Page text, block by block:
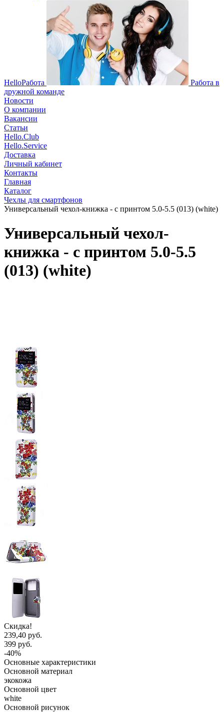
HelloРабота
Работа в
дружной команде
Новости
О компании
Вакансии
Статьи
Hello.Club
Hello.Service
Доставка
Личный кабинет
Контакты
Главная
Каталог
Чехлы для смартфонов
Универсальный чехол-книжка - с принтом 5.0-5.5 (013) (white)
Универсальный чехол-
книжка - с принтом 5.0-5.5
(013) (white)
Скидка!
239,40 руб.
399 руб.
-40%
Основные характеристики
Основной материал
экокожа
Основной цвет
white
Основной рисунок